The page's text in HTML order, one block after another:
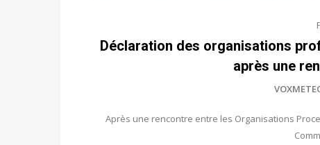
Déclaration des organisations
après une
Après une rencontre entre les Organisations